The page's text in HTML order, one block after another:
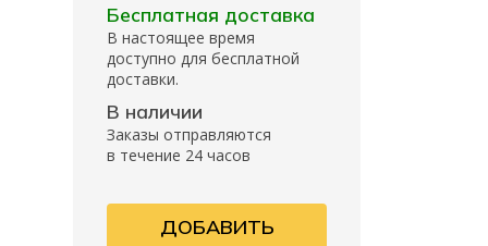
Бесплатная доставка
В настоящее время
доступно для бесплатной
доставки.
В наличии
Заказы отправляются
в течение 24 часов
ДОБАВИТЬ